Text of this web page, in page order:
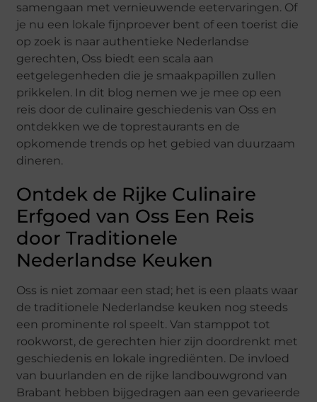
samengaan met vernieuwende eetervaringen. Of
je nu een lokale fijnproever bent of een toerist die
op zoek is naar authentieke Nederlandse
gerechten, Oss biedt een scala aan
eetgelegenheden die je smaakpapillen zullen
prikkelen. In dit blog nemen we je mee op een
reis door de culinaire geschiedenis van Oss en
ontdekken we de toprestaurants en de
opkomende trends op het gebied van duurzaam
dineren.
Ontdek de Rijke Culinaire
Erfgoed van Oss Een Reis
door Traditionele
Nederlandse Keuken
Oss is niet zomaar een stad; het is een plaats waar
de traditionele Nederlandse keuken nog steeds
een prominente rol speelt. Van stamppot tot
rookworst, de gerechten hier zijn doordrenkt met
geschiedenis en lokale ingrediënten. De invloed
van buurlanden en de rijke landbouwgrond van
Brabant hebben bijgedragen aan een gevarieerde